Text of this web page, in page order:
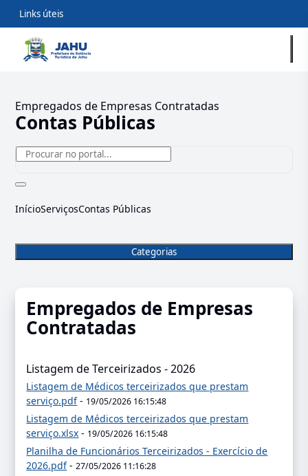
Links úteis
Empregados de Empresas Contratadas
Contas Públicas
InícioServiçosContas Públicas
Categorias
Empregados de Empresas
Contratadas
Listagem de Terceirizados - 2026
Listagem de Médicos terceirizados que prestam
serviço.pdf- 19/05/2026 16:15:48
Listagem de Médicos terceirizados que prestam
serviço.xlsx - 19/05/2026 16:15:48
Planilha de Funcionários Terceirizados - Exercício de
2026.pdf-27/05/2026 11:16:28